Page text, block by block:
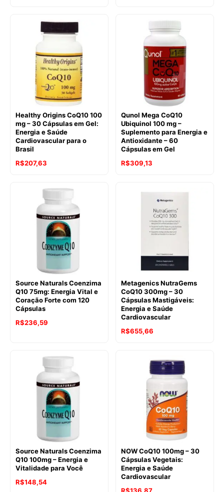
Healthy Origins CoQ10 100
mg – 30 Cápsulas em Gel:
Energia e Saúde
Cardiovascular para o
Brasil
R$207,63
Qunol Mega CoQ10
Ubiquinol 100 mg –
Suplemento para Energia e
Antioxidante – 60
Cápsulas em Gel
R$309,13
Source Naturals Coenzima
Q10 75mg: Energia Vital e
Coração Forte com 120
Cápsulas
R$236,59
Metagenics NutraGems
CoQ10 300mg – 30
Cápsulas Mastigáveis:
Energia e Saúde
Cardiovascular
R$655,66
Source Naturals Coenzima
Q10 100mg – Energia e
Vitalidade para Você
R$148,54
NOW CoQ10 100mg – 30
Cápsulas Vegetais:
Energia e Saúde
Cardiovascular
O
O